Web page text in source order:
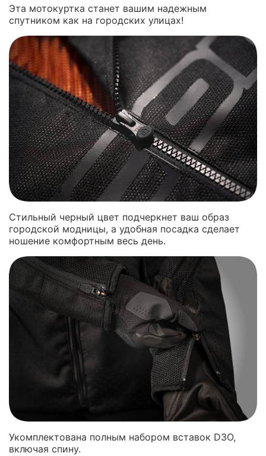
Эта мотокуртка станет вашим надежным
спутником как на городских улицах!
Стильный черный цвет подчеркнет ваш образ
городской модницы, а удобная посадка сделает
ношение комфортным весь день.
Укомплектована полным набором вставок D3O,
включая спину.